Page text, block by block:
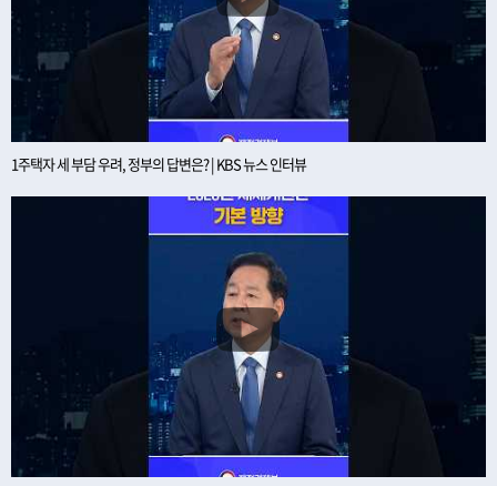
1주택자 세 부담 우려, 정부의 답변은? | KBS 뉴스 인터뷰